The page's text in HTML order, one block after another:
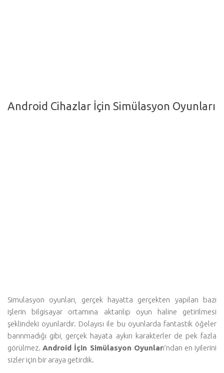
Cilt-Güzellik
Android Cihazlar İçin Simülasyon Oyunları
Simulasyon oyunları, gerçek hayatta gerçekten yapılan bazı
işlerin bilgisayar ortamına aktarılıp oyun haline getirilmesi
şeklindeki oyunlardır. Dolayısı ile bu oyunlarda fantastik öğeler
barınmadığı gibi, gerçek hayata aykırı karakterler de pek fazla
görülmez.Android İçin Simülasyon Oyunları’ndan en iyilerini
sizler için bir araya getirdik.